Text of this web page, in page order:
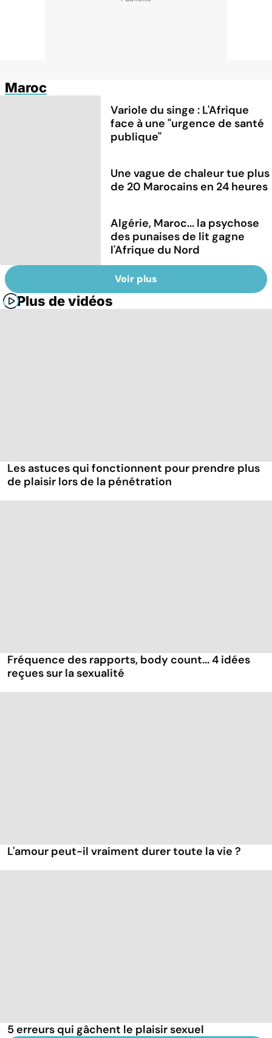
Maroc
Variole du singe : L'Afrique
face à une "urgence de santé
publique"
Une vague de chaleur tue plus
de 20 Marocains en 24 heures
Algérie, Maroc... la psychose
des punaises de lit gagne
l'Afrique du Nord
Voir plus
Plus de vidéos
Les astuces qui fonctionnent pour prendre plus
de plaisir lors de la pénétration
Fréquence des rapports, body count... 4 idées
reçues sur la sexualité
L'amour peut-il vraiment durer toute la vie ?
5 erreurs qui gâchent le plaisir sexuel